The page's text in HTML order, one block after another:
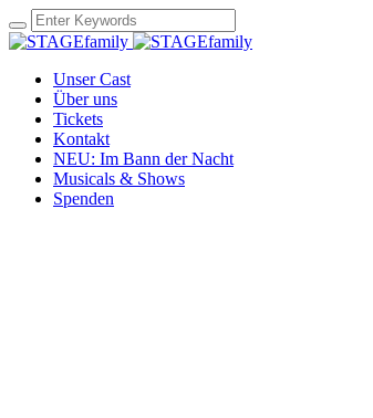
Unser Cast
Über uns
Tickets
Kontakt
NEU: Im Bann der Nacht
Musicals & Shows
Spenden